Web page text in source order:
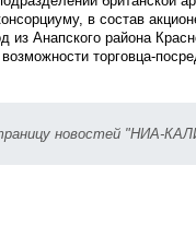
в состав
из Анапского района
возможности торговца-
новостей "НИА-